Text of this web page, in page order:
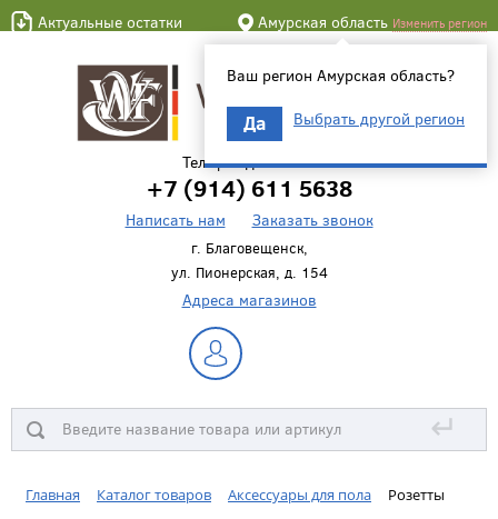
Актуальные остатки Амурская область Изменить регион
Ваш регион Амурская область?
Да Выбрать другой регион
Телефон для связи
+7 (914) 611 5638
Написать нам Заказать звонок
г. Благовещенск,
ул. Пионерская, д. 154
Адреса магазинов
↵
Главная Каталог товаров Аксессуары для пола Розетты